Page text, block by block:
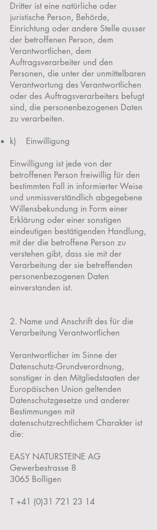
Dritter ist eine natürliche oder
juristische Person, Behörde,
Einrichtung oder andere Stelle ausser
der betroffenen Person, dem
Verantwortlichen, dem
Auftragsverarbeiter und den
Personen, die unter der unmittelbaren
Verantwortung des Verantwortlichen
oder des Auftragsverarbeiters befugt
sind, die personenbezogenen Daten
zu verarbeiten.
k) Einwilligung
Einwilligung ist jede von der
betroffenen Person freiwillig für den
bestimmten Fall in informierter Weise
und unmissverständlich abgegebene
Willensbekundung in Form einer
Erklärung oder einer sonstigen
eindeutigen bestätigenden Handlung,
mit der die betroffene Person zu
verstehen gibt, dass sie mit der
Verarbeitung der sie betreffenden
personenbezogenen Daten
einverstanden ist.
2. Name und Anschrift des für die
Verarbeitung Verantwortlichen
Verantwortlicher im Sinne der
Datenschutz-Grundverordnung,
sonstiger in den Mitgliedstaaten der
Europäischen Union geltenden
Datenschutzgesetze und anderer
Bestimmungen mit
datenschutzrechtlichem Charakter ist
die:
EASY NATURSTEINE AG
Gewerbestrasse 8
3065 Bolligen
T +41 (0)31 721 23 14